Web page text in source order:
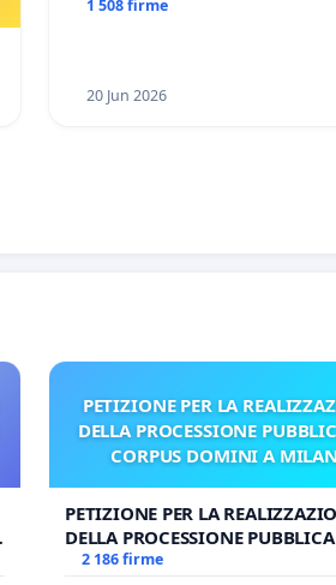
Racanati
1 508 firme
20 Jun 2026
PETIZIONE PER LA
DELLA PROCESSIONE
CORPUS DOMINI A
PETIZIONE PER LA
DELLA PROCESSIONE
CORPUS DOMINI A MILANO
2 186 firme